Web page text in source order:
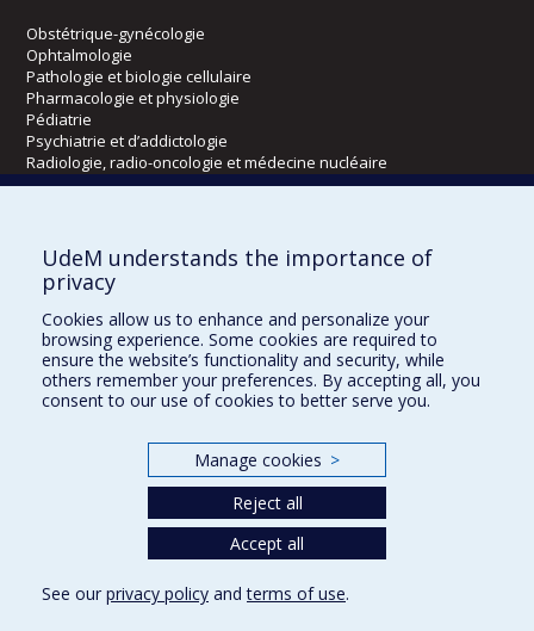
Obstétrique-gynécologie
Ophtalmologie
Pathologie et biologie cellulaire
Pharmacologie et physiologie
Pédiatrie
Psychiatrie et d’addictologie
Radiologie, radio-oncologie et médecine nucléaire
Écoles
Kinésiologie et des sciences de l’activité physique
Orthophonie et audiologie
Réadaptation
Directions
DPC
UdeM understands the importance of
privacy
Cookies allow us to enhance and personalize your
browsing experience. Some cookies are required to
ensure the website’s functionality and security, while
others remember your preferences. By accepting all, you
consent to our use of cookies to better serve you.
Manage cookies >
Reject all
Accept all
See our privacy policy andterms of use.